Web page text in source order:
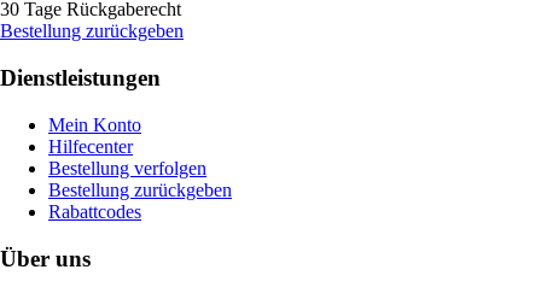
30 Tage Rückgaberecht
Bestellung zurückgeben
Dienstleistungen
Mein Konto
Hilfecenter
Bestellung verfolgen
Bestellung zurückgeben
Rabattcodes
Über uns